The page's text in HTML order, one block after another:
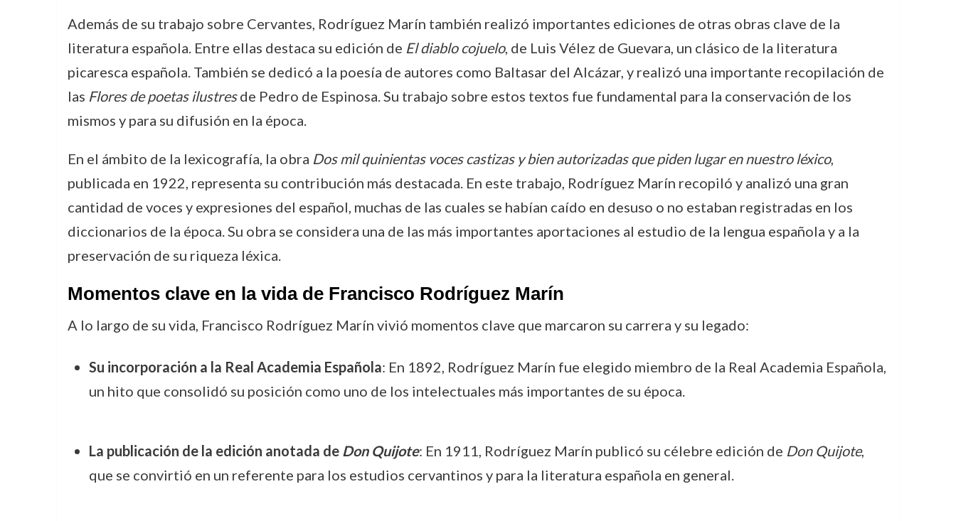
Además de su trabajo sobre Cervantes, Rodríguez Marín también realizó importantes ediciones de otras obras clave de la
literatura española. Entre ellas destaca su edición de El diablo cojuelo, de Luis Vélez de Guevara, un clásico de la literatura
picaresca española. También se dedicó a la poesía de autores como Baltasar del Alcázar, y realizó una importante recopilación de
las Flores de poetas ilustresde Pedro de Espinosa. Su trabajo sobre estos textos fue fundamental para la conservación de los
mismos y para su difusión en la época.
En el ámbito de la lexicografía, la obra Dos mil quinientas voces castizas y bien autorizadas que piden lugar en nuestro léxico,
publicada en 1922, representa su contribución más destacada. En este trabajo, Rodríguez Marín recopiló y analizó una gran
cantidad de voces y expresiones del español, muchas de las cuales se habían caído en desuso o no estaban registradas en los
diccionarios de la época. Su obra se considera una de las más importantes aportaciones al estudio de la lengua española y a la
preservación de su riqueza léxica.
Momentos clave en la vida de Francisco Rodríguez Marín
A lo largo de su vida, Francisco Rodríguez Marín vivió momentos clave que marcaron su carrera y su legado:
Su incorporación a la Real Academia Española: En 1892, Rodríguez Marín fue elegido miembro de la Real Academia Española,
un hito que consolidó su posición como uno de los intelectuales más importantes de su época.
La publicación de la edición anotada de Don Quijote: En 1911, Rodríguez Marín publicó su célebre edición de Don Quijote,
que se convirtió en un referente para los estudios cervantinos y para la literatura española en general.